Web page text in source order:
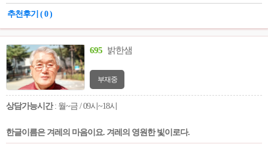
건강과 행운을 찾는 과정을 알기 쉽게 보여준
영향을 연구한 이름치료연구가 안동연 박사
수이며, 이름의 주파수가 인체에 상호 긍정적
으로 작용하느냐 부정적으로 작용하느냐에
따라 삶의 질이 달라진다는 것을 강조하고,
이름에너지를 효과적으로 얻는 방법에 대해
상세히 설명하고 있다.
추천후기 ( 0 )
695 밝한샘
부재중
상담가능시간: 월~금 / 09시~18시
한글이름은 겨레의 마음이요. 겨레의 영원한 빛이로다.